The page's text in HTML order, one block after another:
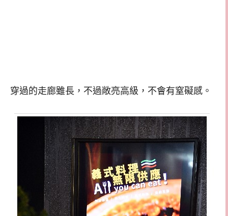
穿過的走廊雖長，不過敞亮高級，不會有窒礙感。